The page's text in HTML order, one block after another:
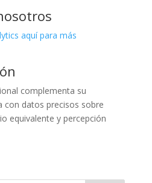
aquí para más
complementa su
con datos precisos sobre
equivalente y percepción